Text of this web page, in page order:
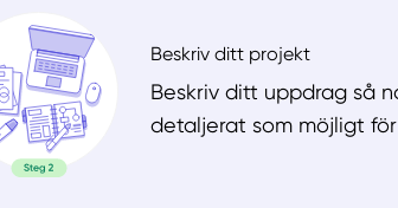
Beskriv ditt projekt
Beskriv ditt uppdrag så
detaljerat som möjligt